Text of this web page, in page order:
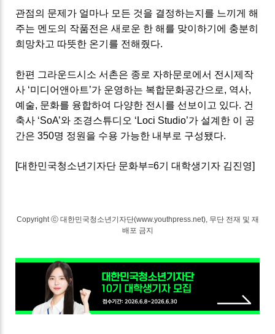
관점의 문제가 얼마나 모든 것을 결정하는지를 느끼게 해
주는 멘도의 작품전은 새로운 한 해를 맞이하기에 충분히
희망차고 따뜻한 온기를 전해줬다.
한편 그라운드시소 서촌은 종로 자하문로에서 전시제작
사 ‘미디어앤아트’가 운영하는 복합문화공간으로, 역사,
예술, 문화를 융합하여 다양한 전시를 선보이고 있다. 건
축사 ‘SoA’와 조경스튜디오 ‘Loci Studio’가 설계한 이 공
간은350명 정원을 수용 가능한 내부로 구성됐다.
[대한민국청소년기자단 문화부=6기 대학생기자 김진영]
Copyright ⓒ 대한민국청소년기자단(www.youthpress.net), 무단 전재 및 재
배포 금지